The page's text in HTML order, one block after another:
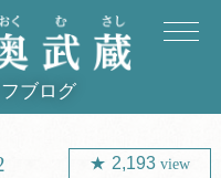
ブログ
2,193view